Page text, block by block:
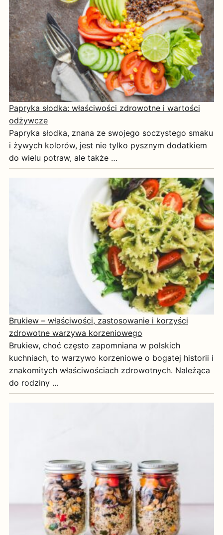
Papryka słodka: właściwości zdrowotne i wartości
odżywcze
Papryka słodka, znana ze swojego soczystego smaku
i żywych kolorów, jest nie tylko pysznym dodatkiem
do wielu potraw, ale także …
Brukiew – właściwości, zastosowanie i korzyści
zdrowotne warzywa korzeniowego
Brukiew, choć często zapomniana w polskich
kuchniach, to warzywo korzeniowe o bogatej historii i
znakomitych właściwościach zdrowotnych. Należąca
do rodziny …